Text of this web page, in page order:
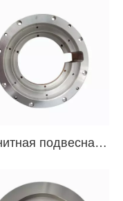
Магнитная подвесная вентилятор алюминиевый диффузор для трех оси с ЧПУ обрабатывающим центром